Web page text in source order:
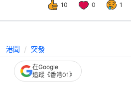
10 0 1
港聞 突發
3星期600宗網購騙
在Google
追蹤《香港01》